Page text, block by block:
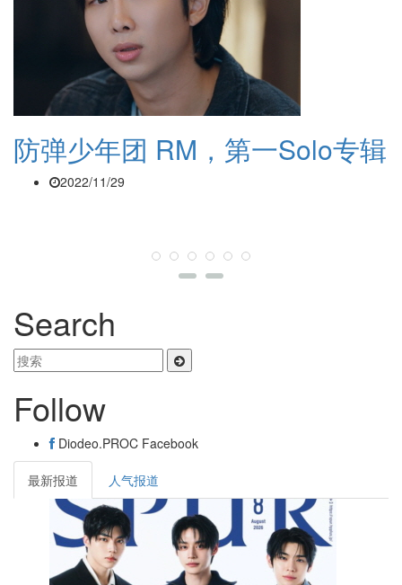
防弹少年团 RM，第一Solo专辑
2022/11/29
Search
Follow
Diodeo.PROC Facebook
最新报道 人气报道